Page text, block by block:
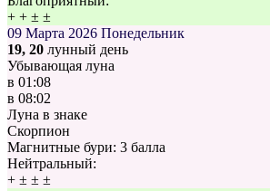
+ + ± ±
09 Марта 2026 Понедельник
19, 20 лунный день
Убывающая луна
в 01:08
в 08:02
Луна в знаке
Скорпион
Магнитные бури: 3 балла
Нейтральный:
+ ± ± ±